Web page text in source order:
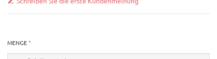
MENGE